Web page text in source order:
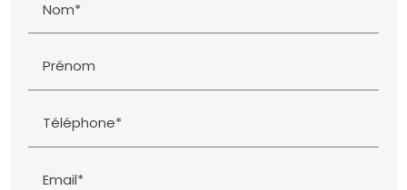
Nom*
Prénom
Téléphone*
Email*